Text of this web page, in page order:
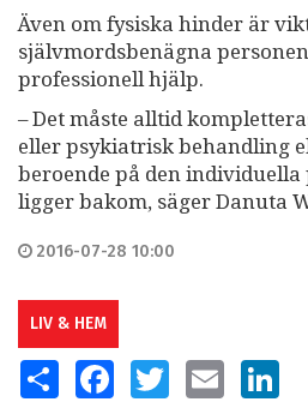
Även om fysiska hinder är
självmordsbenägna
professionell hjälp.
– Det måste alltid
eller psykiatrisk behandling
beroende på den
ligger bakom, säger Danuta
2016-07-28 10:00
LIV & HEM
SHARE FACEBOOKTWITTER EMAIL